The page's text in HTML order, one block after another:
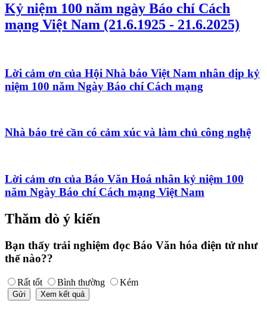
Kỷ niệm 100 năm ngày Báo chí Cách
mạng Việt Nam (21.6.1925 - 21.6.2025)
Lời cảm ơn của Hội Nhà báo Việt Nam nhân dịp kỷ
niệm 100 năm Ngày Báo chí Cách mạng
Nhà báo trẻ cần có cảm xúc và làm chủ công nghệ
Lời cảm ơn của Báo Văn Hoá nhân kỷ niệm 100
năm Ngày Báo chí Cách mạng Việt Nam
Thăm dò ý kiến
Bạn thấy trải nghiệm đọc Báo Văn hóa điện tử như
thế nào??
Rất tốt Bình thường Kém
Gửi Xem kết quả